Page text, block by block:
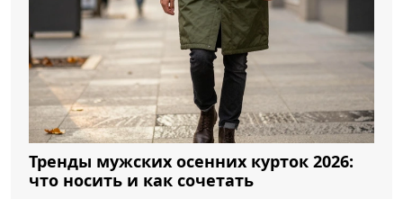
Тренды мужских осенних курток 2026:
что носить и как сочетать